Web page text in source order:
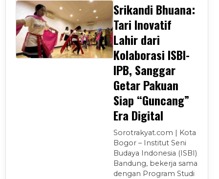
Srikandi Bhuana:
Tari Inovatif
Lahir dari
Kolaborasi ISBI-
IPB, Sanggar
Getar Pakuan
Siap “Guncang”
Era Digital
Sorotrakyat.com | Kota
Bogor – Institut Seni
Budaya Indonesia (ISBI)
Bandung, bekerja sama
dengan Program Studi